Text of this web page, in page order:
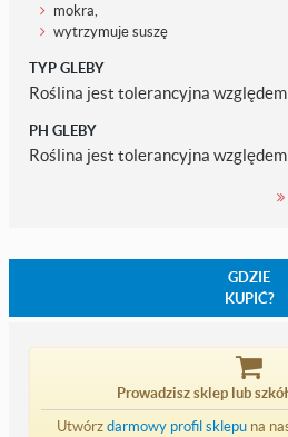
mokra,
wytrzymuje suszę
TYP GLEBY
Roślina jest tolerancyjna
PH GLEBY
Roślina jest tolerancyjna względem
GDZIE
KUPIĆ?
Prowadzisz sklep lub
Utwórzdarmowy profil sklepuna